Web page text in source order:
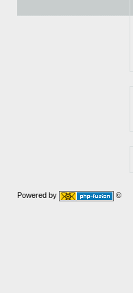
Powered by ©